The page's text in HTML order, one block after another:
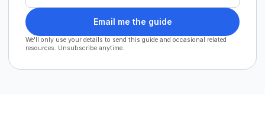
Email me the guide
We'll only use your details to send this guide and occasional related
resources. Unsubscribe anytime.